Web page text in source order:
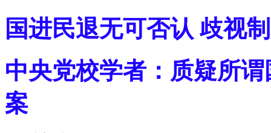
国进民退无可否认 歧视
中央党校学者：质疑所
案